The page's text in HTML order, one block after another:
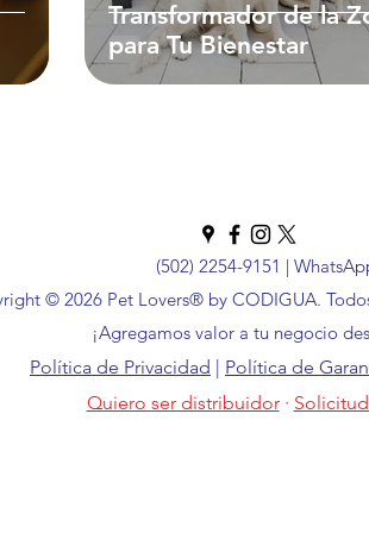
Transformador de la
para Tu Bienestar
(502) 2254-9151 |
© 2026 Pet Lovers® by CODIGUA.
¡Agregamos valor a tu negocio
Política de Privacidad | Política de
Quiero ser distribuidor·